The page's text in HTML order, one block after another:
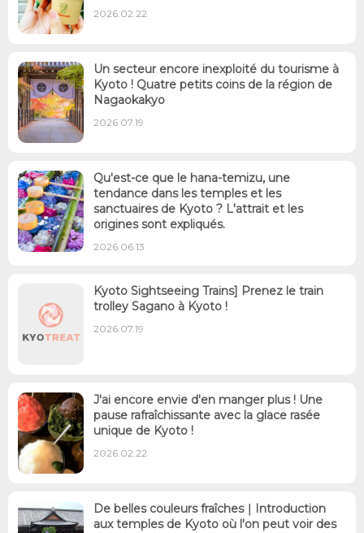
2026.02.22
Un secteur encore inexploité du tourisme à
Kyoto ! Quatre petits coins de la région de
Nagaokakyo
2026.07.19
Qu'est-ce que le hana-temizu, une
tendance dans les temples et les
sanctuaires de Kyoto ? L'attrait et les
origines sont expliqués.
2026.06.13
Kyoto Sightseeing Trains] Prenez le train
trolley Sagano à Kyoto !
2026.07.19
J'ai encore envie d'en manger plus ! Une
pause rafraîchissante avec la glace rasée
unique de Kyoto !
2026.02.22
De belles couleurs fraîches｜Introduction
aux temples de Kyoto où l'on peut voir des